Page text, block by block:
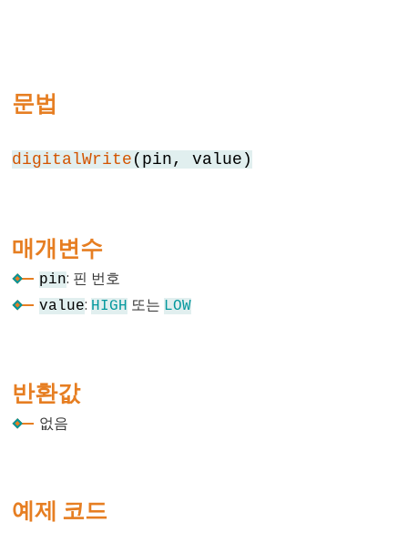
//
줄
Data
열
boolean
double
float
문법
digitalWrite (pin, value)
매개변수
pin: 핀 번호
value:HIGH 또는LOW
반환값
없음
예제 코드